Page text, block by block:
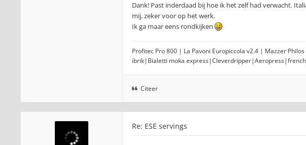
Dank! Past inderdaad bij hoe ik het zelf had verwacht.
mij, zeker voor op het werk.
Ik ga maar eens rondkijken
Profitec Pro 800 | La Pavoni Europiccola v2.4 | Mazzer
ibrik|Bialetti moka
Citeer
Re: ESE servings